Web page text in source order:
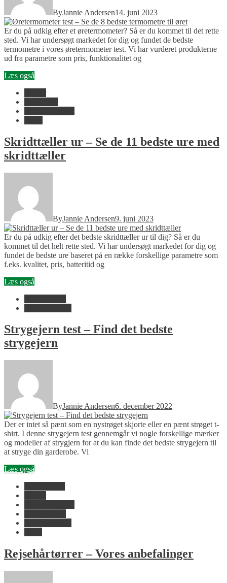
ByJannie Andersen14. juni 2023
Er du på udkig efter et øretermometer? Så er du kommet til det rette
sted. Vi har undersøgt markedet for dig og fundet de bedste
termometre i vores øretermometer test. Vi har vurderet produkterne
ud fra parametre som pris, funktionalitet og
Læs også
Skridttæller ur – Se de 11 bedste ure med
skridttæller
ByJannie Andersen9. juni 2023
Er du på udkig efter det bedste skridttæller ur til dig? Så er du
kommet til det helt rette sted. Vi har undersøgt markedet for dig og
fundet de bedste ure baseret på en række forskellige parametre som
f.eks. kvalitet, pris, batteritid og
Læs også
Strygejern test – Find det bedste
strygejern
ByJannie Andersen6. december 2022
Der er intet så pænt som en nystrøget skjorte eller en pænt strøget t-
shirt. I denne strygejern test gennemgår vi nogle forskellige mærker
og modeller af strygjern for at du kan finde det bedste strygejern til
at stryge din garderobe. Vi
Læs også
Rejsehårtørrer – Vores anbefalinger